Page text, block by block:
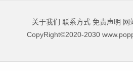
关于我们 联系方式 免责声明 网
CopyRight©2020-2030